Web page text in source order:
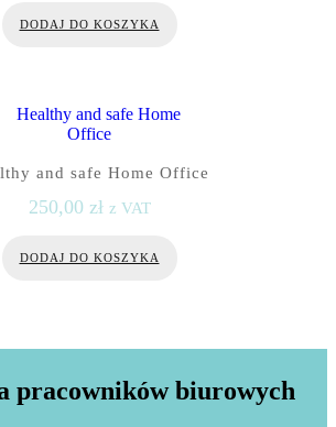
DODAJ DO KOSZYKA
and safe Home Office
250,00 zł z VAT
DODAJ DO KOSZYKA
pracowników biurowych